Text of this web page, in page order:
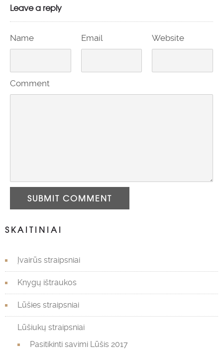
Leave a reply
Name Email Website
Comment
SUBMIT COMMENT
SKAITINIAI
Įvairūs straipsniai
Knygų ištraukos
Lūšies straipsniai
Lūšiukų straipsniai
Pasitikinti savimi Lūšis 2017